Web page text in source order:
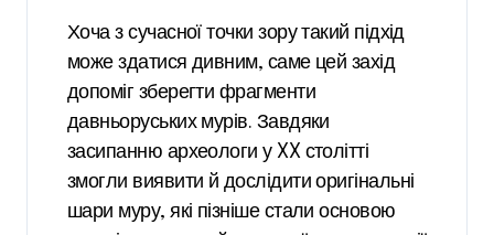
Хоча з сучасної точки зору такий підхід
може здатися дивним, саме цей захід
допоміг зберегти фрагменти
давньоруських мурів. Завдяки
засипанню археологи у XX столітті
змогли виявити й дослідити оригінальні
шари муру, які пізніше стали основою